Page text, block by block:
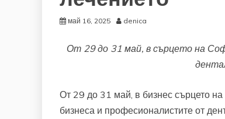
май 16, 2025 denica
От 29 до 31 май, в сърцето на
От 29 до 31 май, в бизнес сърцето
бизнеса и професионалистите от